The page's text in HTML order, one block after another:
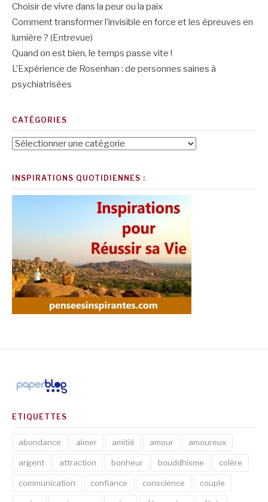
Choisir de vivre dans la peur ou la paix
Comment transformer l’invisible en force et les épreuves en
lumière ? (Entrevue)
Quand on est bien, le temps passe vite !
L’Expérience de Rosenhan : de personnes saines à
psychiatrisées
CATÉGORIES
Catégories
INSPIRATIONS QUOTIDIENNES :
ETIQUETTES
abondance aimer amitié amour amoureux
argent attraction bonheur bouddhisme colère
communication confiance conscience couple